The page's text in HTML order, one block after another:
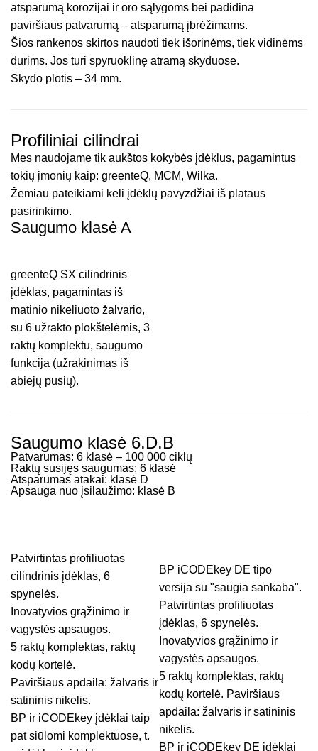
atsparumą korozijai ir oro sąlygoms bei padidina
paviršiaus patvarumą – atsparumą įbrėžimams.
Šios rankenos skirtos naudoti tiek išorinėms, tiek vidinėms
durims. Jos turi spyruoklinę atramą skyduose.
Skydo plotis – 34 mm.
Profiliniai cilindrai
Mes naudojame tik aukštos kokybės įdėklus, pagamintus
tokių įmonių kaip: greenteQ, MCM, Wilka.
Žemiau pateikiami keli įdėklų pavyzdžiai iš plataus
pasirinkimo.
Saugumo klasė A
greenteQ SX cilindrinis
įdėklas, pagamintas iš
matinio nikeliuoto žalvario,
su 6 užrakto plokštelėmis, 3
raktų komplektu, saugumo
funkcija (užrakinimas iš
abiejų pusių).
Saugumo klasė 6.D.B
Patvarumas: 6 klasė – 100 000 ciklų
Raktų susijęs saugumas: 6 klasė
Atsparumas atakai: klasė D
Apsauga nuo įsilaužimo: klasė B
Patvirtintas profiliuotas
cilindrinis įdėklas, 6
spynelės.
Inovatyvios grąžinimo ir
vagystės apsaugos.
5 raktų komplektas, raktų
kodų kortelė.
Paviršiaus apdaila: žalvaris ir
satininis nikelis.
BP ir iCODEkey įdėklai taip
pat siūlomi komplektuose, t.
BP iCODEkey DE tipo
versija su "saugia sankaba".
Patvirtintas profiliuotas
įdėklas, 6 spynelės.
Inovatyvios grąžinimo ir
vagystės apsaugos.
5 raktų komplektas, raktų
kodų kortelė. Paviršiaus
apdaila: žalvaris ir satininis
nikelis.
BP ir iCODEkey DE įdėklai